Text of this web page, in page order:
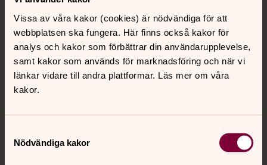
Vissa av våra kakor (cookies) är nödvändiga för att
webbplatsen ska fungera. Här finns också kakor för
analys och kakor som förbättrar din användarupplevelse,
samt kakor som används för marknadsföring och när vi
länkar vidare till andra plattformar. Läs mer om våra
kakor.
Nödvändiga kakor
Lämna synpunkt på tjänsten
Jourhavande präst
Har du varit i kontakt med en präst via telefon,
chatt eller digitalt brev och har synpunkter på
tjänsten? Då kan du
lämna dina synpunkter via
Jourhavande prästs anonyma kontaktformulär.
Samtalsstöd